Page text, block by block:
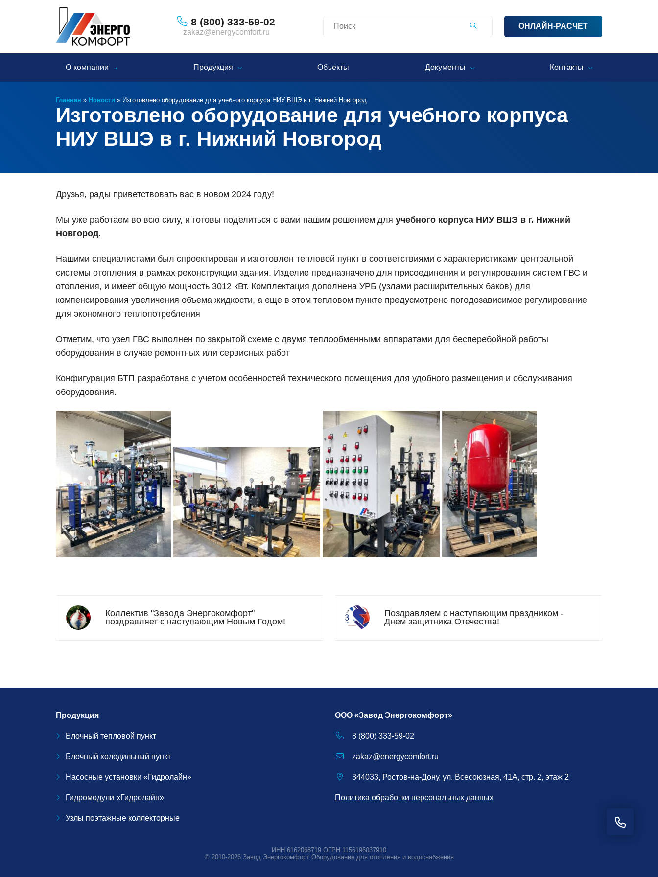
8 (800) 333-59-02
zakaz@energycomfort.ru
ОНЛАЙН-РАСЧЕТ
О компании Продукция Объекты Документы Контакты
Главная » Новости » Изготовлено оборудование для учебного корпуса НИУ ВШЭ в г. Нижний Новгород
Изготовлено оборудование для учебного корпуса
НИУ ВШЭ в г. Нижний Новгород
Друзья, рады приветствовать вас в новом 2024 году!
Мы уже работаем во всю силу, и готовы поделиться с вами нашим решением для учебного корпуса НИУ ВШЭ в г. Нижний
Новгород.
Нашими специалистами был спроектирован и изготовлен тепловой пункт в соответствиями с характеристиками центральной
системы отопления в рамках реконструкции здания. Изделие предназначено для присоединения и регулирования систем ГВС и
отопления, и имеет общую мощность 3012 кВт. Комплектация дополнена УРБ (узлами расширительных баков) для
компенсирования увеличения объема жидкости, а еще в этом тепловом пункте предусмотрено погодозависимое регулирование
для экономного теплопотребления
Отметим, что узел ГВС выполнен по закрытой схеме с двумя теплообменными аппаратами для бесперебойной работы
оборудования в случае ремонтных или сервисных работ
Конфигурация БТП разработана с учетом особенностей технического помещения для удобного размещения и обслуживания
оборудования.
Коллектив "Завода Энергокомфорт"
поздравляет с наступающим Новым Годом!
Поздравляем с наступающим праздником -
Днем защитника Отечества!
Продукция
Блочный тепловой пункт
Блочный холодильный пункт
Насосные установки «Гидролайн»
Гидромодули «Гидролайн»
Узлы поэтажные коллекторные
ООО «Завод Энергокомфорт»
8 (800) 333-59-02
zakaz@energycomfort.ru
344033, Ростов-на-Дону, ул. Всесоюзная, 41А, стр. 2, этаж 2
Политика обработки персональных данных
ИНН 6162068719 ОГРН 1156196037910
© 2010-2026 Завод ЭнергокомфортОборудование для отопления и водоснабжения